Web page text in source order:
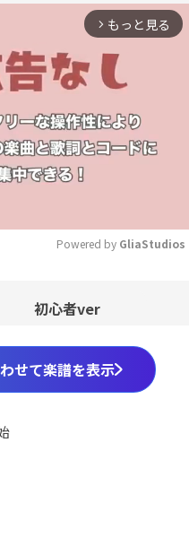
arrow_forward_ios もっと見る
Powered by GliaStudios
初心者ver
せて楽譜を表示